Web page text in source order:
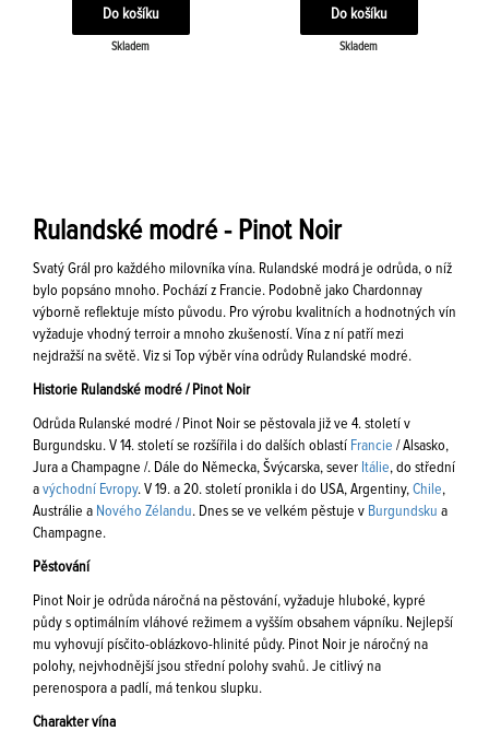
Skladem Skladem
Rulandské modré - Pinot Noir
Svatý Grál pro každého milovníka vína. Rulandské modrá je odrůda, o níž
bylo popsáno mnoho. Pochází z Francie. Podobně jako Chardonnay
výborně reflektuje místo původu. Pro výrobu kvalitních a hodnotných vín
vyžaduje vhodný terroir a mnoho zkušeností. Vína z ní patří mezi
nejdražší na světě. Viz si Top výběr vína odrůdy Rulandské modré.
Historie Rulandské modré / Pinot Noir
Odrůda Rulanské modré / Pinot Noir se pěstovala již ve 4. století v
Burgundsku. V 14. století se rozšířila i do dalších oblastí Francie / Alsasko,
Jura a Champagne /. Dále do Německa, Švýcarska, sever Itálie, do střední
a východní Evropy. V 19. a 20. století pronikla i do USA, Argentiny, Chile,
Austrálie a Nového Zélandu. Dnes se ve velkém pěstuje v Burgundsku a
Champagne.
Pěstování
Pinot Noir je odrůda náročná na pěstování, vyžaduje hluboké, kypré
půdy s optimálním vláhové režimem a vyšším obsahem vápníku. Nejlepší
mu vyhovují písčito-oblázkovo-hlinité půdy. Pinot Noir je náročný na
polohy, nejvhodnější jsou střední polohy svahů. Je citlivý na
perenospora a padlí, má tenkou slupku.
Charakter vína